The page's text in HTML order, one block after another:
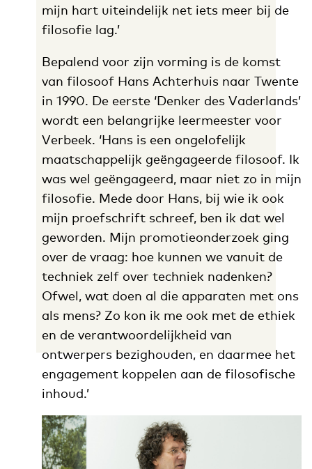
mijn hart uiteindelijk net iets meer bij de
filosofie lag.’
Bepalend voor zijn vorming is de komst
van filosoof Hans Achterhuis naar Twente
in 1990. De eerste ‘Denker des Vaderlands’
wordt een belangrijke leermeester voor
Verbeek. ‘Hans is een ongelofelijk
maatschappelijk geëngageerde filosoof. Ik
was wel geëngageerd, maar niet zo in mijn
filosofie. Mede door Hans, bij wie ik ook
mijn proefschrift schreef, ben ik dat wel
geworden. Mijn promotieonderzoek ging
over de vraag: hoe kunnen we vanuit de
techniek zelf over techniek nadenken?
Ofwel, wat doen al die apparaten met ons
als mens? Zo kon ik me ook met de ethiek
en de verantwoordelijkheid van
ontwerpers bezighouden, en daarmee het
engagement koppelen aan de filosofische
inhoud.’